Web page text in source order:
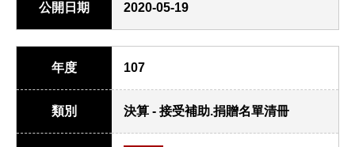
公開日期 2020-05-19
年度 107
類別 決算 - 接受補助.捐贈名單清冊